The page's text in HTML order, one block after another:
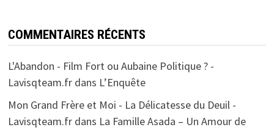
COMMENTAIRES RÉCENTS
L'Abandon - Film Fort ou Aubaine Politique ? -
Lavisqteam.frdans L’Enquête
Mon Grand Frère et Moi - La Délicatesse du Deuil -
Lavisqteam.frdans La Famille Asada – Un Amour de